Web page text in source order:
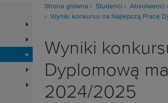
Strona główna Studenci Absolwenci
Wyniki konkursu na Najlepszą Pracę
Wyniki
Dyplomową
2024/2025